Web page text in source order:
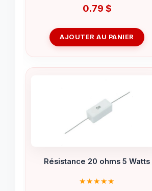
0.79 $
AJOUTER AU PANIER
Résistance 20 ohms 5 Watts